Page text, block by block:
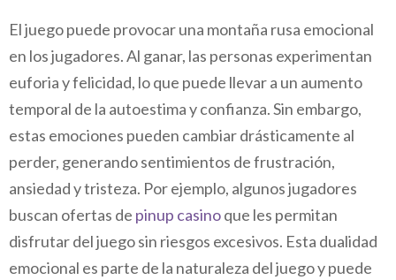
El juego puede provocar una montaña rusa emocional
en los jugadores. Al ganar, las personas experimentan
euforia y felicidad, lo que puede llevar a un aumento
temporal de la autoestima y confianza. Sin embargo,
estas emociones pueden cambiar drásticamente al
perder, generando sentimientos de frustración,
ansiedad y tristeza. Por ejemplo, algunos jugadores
buscan ofertas de pinup casinoque les permitan
disfrutar del juego sin riesgos excesivos. Esta dualidad
emocional es parte de la naturaleza del juego y puede